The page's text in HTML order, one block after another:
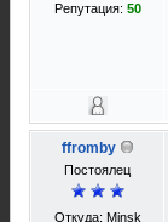
Репутация: 50
ffromby
Постоялец
Откуда: Minsk